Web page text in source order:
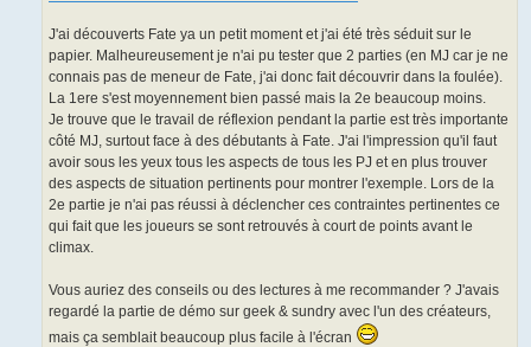
J'ai découverts Fate ya un petit moment et j'ai été très séduit sur le
papier. Malheureusement je n'ai pu tester que 2 parties (en MJ car je ne
connais pas de meneur de Fate, j'ai donc fait découvrir dans la foulée).
La 1ere s'est moyennement bien passé mais la 2e beaucoup moins.
Je trouve que le travail de réflexion pendant la partie est très importante
côté MJ, surtout face à des débutants à Fate. J'ai l'impression qu'il faut
avoir sous les yeux tous les aspects de tous les PJ et en plus trouver
des aspects de situation pertinents pour montrer l'exemple. Lors de la
2e partie je n'ai pas réussi à déclencher ces contraintes pertinentes ce
qui fait que les joueurs se sont retrouvés à court de points avant le
climax.
Vous auriez des conseils ou des lectures à me recommander ? J'avais
regardé la partie de démo sur geek & sundry avec l'un des créateurs,
mais ça semblait beaucoup plus facile à l'écran